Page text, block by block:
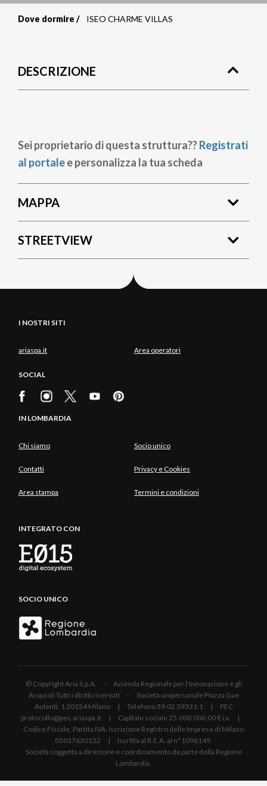
pane
Dove dormire ISEO CHARME VILLAS
DESCRIZIONE
Sei proprietario di questa struttura??Registrati
al portalee personalizza la tua scheda
MAPPA
STREETVIEW
I NOSTRI SITI
ariaspa.it Area operatori
SOCIAL
IN LOMBARDIA
Chi siamo Socio unico
Contatti Privacy e Cookies
Area stampa Termini e condizioni
INTEGRATO CON
SOCIO UNICO
© Copyright Aria S.p.A. - Azienda Regionale per l'Innovazione e gli
Acquisti Tutti i diritti riservati - Società unipersonale Piazza Gae
Aulenti, 1 20154 Milano | Telefono 39.02 39331.1 | PEC
protocollo@pec.ariaspa.it | Capitale sociale 25.000.000,00 € i.v. |
Codice Fiscale, Partita IVA, Iscrizione Registro delle Imprese di Milano
05017630152 | Iscritta al R.E.A. al n°1096149.
Società soggetta a direzione e coordinamento da parte della Regione
Lombardia.